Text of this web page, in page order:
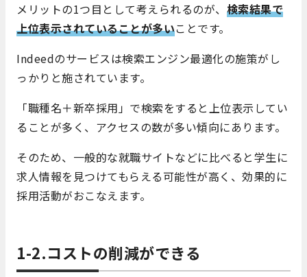
メリットの1つ目として考えられるのが、 検索結果で
上位表示されていることが多いことです。
Indeedのサービスは検索エンジン最適化の施策がし
っかりと施されています。
「職種名＋新卒採用」で検索をすると上位表示してい
ることが多く、アクセスの数が多い傾向にあります。
そのため、一般的な就職サイトなどに比べると学生に
求人情報を見つけてもらえる可能性が高く、効果的に
採用活動がおこなえます。
1-2.コストの削減ができる